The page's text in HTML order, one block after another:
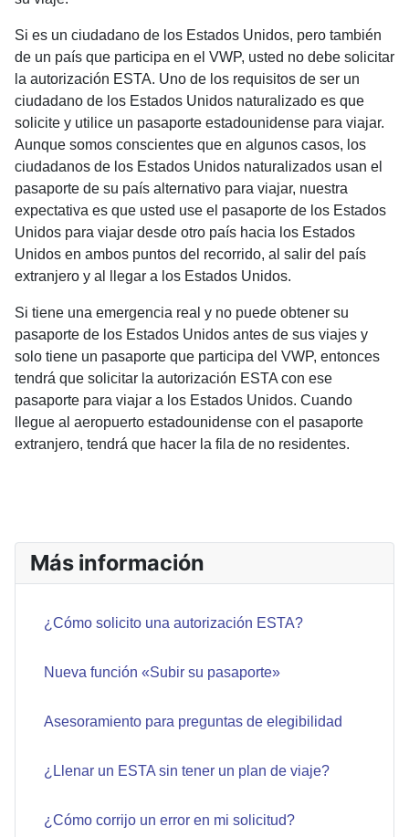
Si es un ciudadano de los Estados Unidos, pero también
de un país que participa en el VWP, usted no debe solicitar
la autorización ESTA. Uno de los requisitos de ser un
ciudadano de los Estados Unidos naturalizado es que
solicite y utilice un pasaporte estadounidense para viajar.
Aunque somos conscientes que en algunos casos, los
ciudadanos de los Estados Unidos naturalizados usan el
pasaporte de su país alternativo para viajar, nuestra
expectativa es que usted use el pasaporte de los Estados
Unidos para viajar desde otro país hacia los Estados
Unidos en ambos puntos del recorrido, al salir del país
extranjero y al llegar a los Estados Unidos.
Si tiene una emergencia real y no puede obtener su
pasaporte de los Estados Unidos antes de sus viajes y
solo tiene un pasaporte que participa del VWP, entonces
tendrá que solicitar la autorización ESTA con ese
pasaporte para viajar a los Estados Unidos. Cuando
llegue al aeropuerto estadounidense con el pasaporte
extranjero, tendrá que hacer la fila de no residentes.
Más información
¿Cómo solicito una autorización ESTA?
Nueva función «Subir su pasaporte»
Asesoramiento para preguntas de elegibilidad
¿Llenar un ESTA sin tener un plan de viaje?
¿Cómo corrijo un error en mi solicitud?